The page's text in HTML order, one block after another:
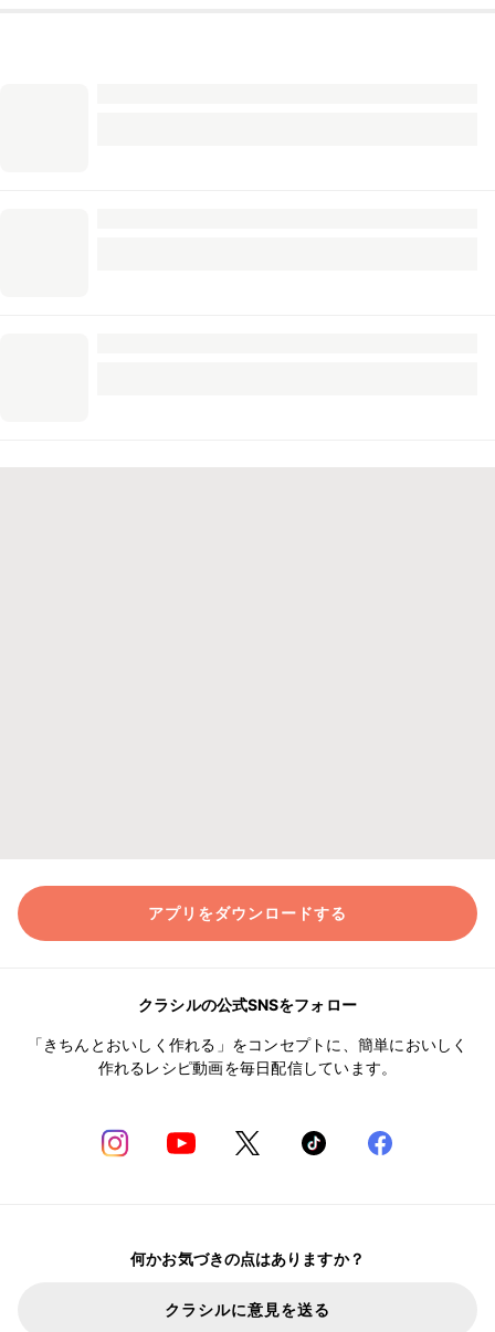
アプリをダウンロードする
クラシルの公式SNSをフォロー
「きちんとおいしく作れる」をコンセプトに、簡単においしく
作れるレシピ動画を毎日配信しています。
何かお気づきの点はありますか？
クラシルに意見を送る